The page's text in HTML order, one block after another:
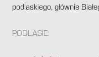
podlaskiego, głównie
PODLASIE: